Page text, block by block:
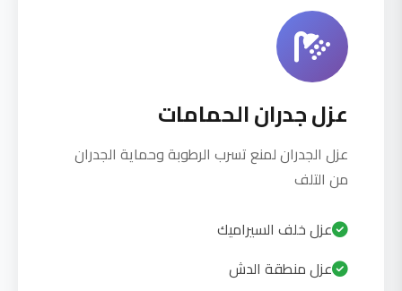
عزل جدران الحمامات
عزل الجدران لمنع تسرب الرطوبة وحماية الجدران
من التلف
عزل خلف السيراميك
عزل منطقة الدش